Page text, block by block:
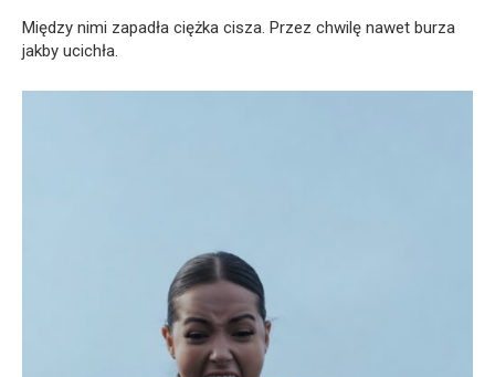
Między nimi zapadła ciężka cisza. Przez chwilę nawet burza
jakby ucichła.